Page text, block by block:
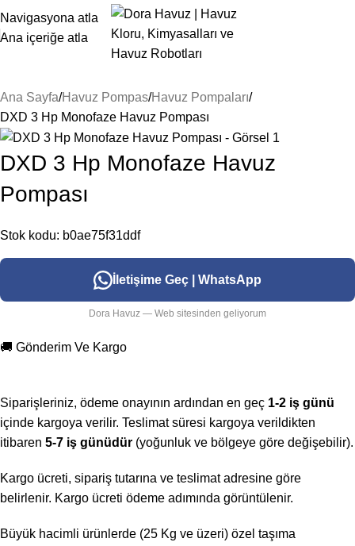
Navigasyona atla
Ana içeriğe atla
Ana Sayfa Havuz Pompas Havuz Pompaları
DXD 3 Hp Monofaze Havuz Pompası
DXD 3 Hp Monofaze Havuz
Pompası
Stok kodu: b0ae75f31ddf
İletişime Geç | WhatsApp
Dora Havuz — Web sitesinden geliyorum
🚚 Gönderim Ve Kargo
Siparişleriniz, ödeme onayının ardından en geç 1-2 iş günü
içinde kargoya verilir. Teslimat süresi kargoya verildikten
itibaren 5-7 iş günüdür (yoğunluk ve bölgeye göre değişebilir).
Kargo ücreti, sipariş tutarına ve teslimat adresine göre
belirlenir. Kargo ücreti ödeme adımında görüntülenir.
Büyük hacimli ürünlerde (25 Kg ve üzeri) özel taşıma